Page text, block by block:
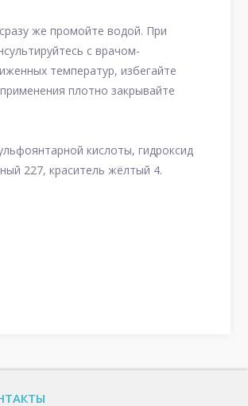
же промойте водой. При
с врачом-
температур, избегайте
плотно закрывайте
кислоты, гидроксид
227, краситель жёлтый 4.